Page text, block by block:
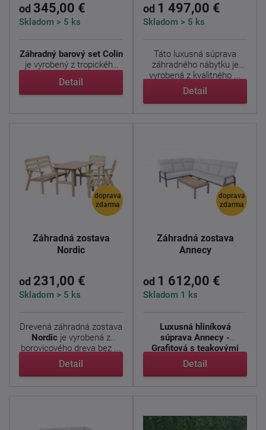
od 345,00 €
Skladom > 5 ks
Záhradný barový set Colin
je vyrobený z tropického
Detail
od 1 497,00 €
Skladom > 5 ks
Táto luxusná súprava
záhradného nábytku je
vyrobená z kvalitného ...
Detail
doprava
zdarma
Záhradná zostava
Nordic
od 231,00 €
Skladom > 5 ks
Drevená záhradná zostava
Nordic je vyrobená z
borovicového dreva bez ...
Detail
doprava
zdarma
Záhradná zostava
Annecy
od 1 612,00 €
Skladom 1 ks
Luxusná hliníková
súprava Annecy -
Grafitová s teakovými
detailmi
Detail